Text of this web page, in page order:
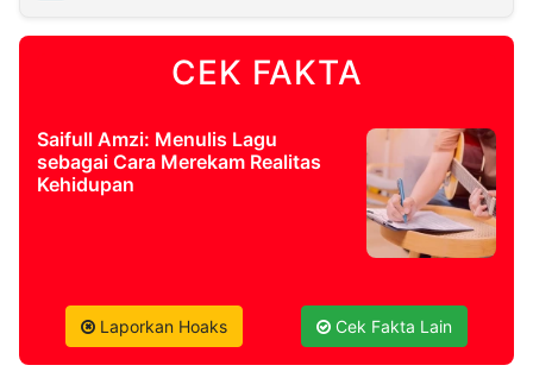
CEK FAKTA
Saifull Amzi: Menulis Lagu
sebagai Cara Merekam Realitas
Kehidupan
Laporkan Hoaks Cek Fakta Lain